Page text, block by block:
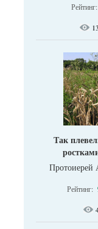
Рейтинг:
Так
Протоиерей
Рейтинг: